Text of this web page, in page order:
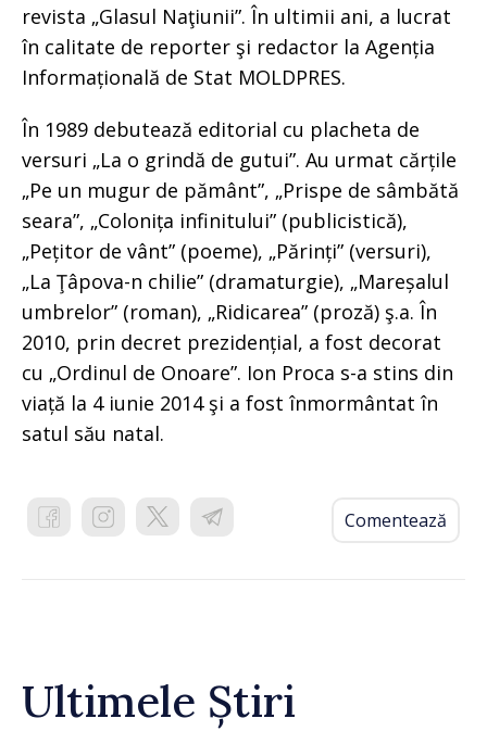
revista „Glasul Naţiunii”. În ultimii ani, a lucrat
în calitate de reporter şi redactor la Agenția
Informațională de Stat MOLDPRES.
În 1989 debutează editorial cu placheta de
versuri „La o grindă de gutui”. Au urmat cărțile
„Pe un mugur de pământ”, „Prispe de sâmbătă
seara”, „Colonița infinitului” (publicistică),
„Pețitor de vânt” (poeme), „Părinți” (versuri),
„La Ţâpova-n chilie” (dramaturgie), „Mareșalul
umbrelor” (roman), „Ridicarea” (proză) ş.a. În
2010, prin decret prezidențial, a fost decorat
cu „Ordinul de Onoare”. Ion Proca s-a stins din
viață la 4 iunie 2014 şi a fost înmormântat în
satul său natal.
Comentează
Ultimele Știri